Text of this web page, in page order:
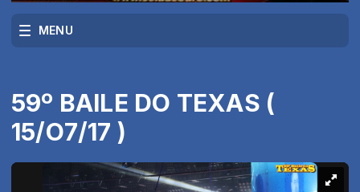
MENU
59º BAILE DO TEXAS (
15/O7/17 )